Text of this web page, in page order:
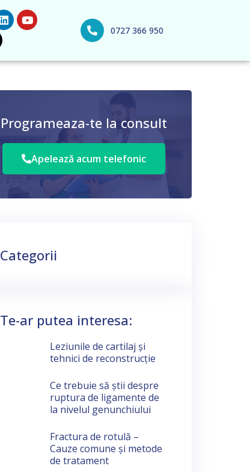
0727 366 950
Programeaza-te la consult
Apelează acum telefonic
Categorii
Te-ar putea interesa:
Leziunile de cartilaj și
tehnici de reconstrucție
Ce trebuie să știi despre
ruptura de ligamente de
la nivelul genunchiului
Fractura de rotulă –
Cauze comune și metode
de tratament